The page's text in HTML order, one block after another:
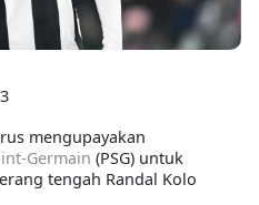
mengupayakan
Germain (PSG) untuk
tengah Randal Kolo